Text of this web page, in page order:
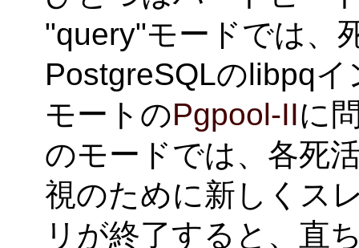
"query"モードでは、
PostgreSQLのlibpq
モートのPgpool-IIに
のモードでは、各死
視のために新しくス
リが終了すると、直